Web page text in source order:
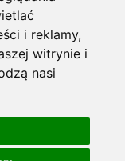
i reklamy,
witrynie i
nasi